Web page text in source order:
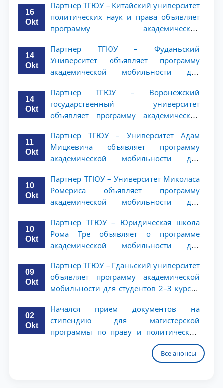
16
Okt
Партнер ТГЮУ – Китайский университет
политических наук и права объявляет
программу академической
ТГЮУ
14
Okt
Партнер ТГЮУ – Фуданьский
Университет объявляет программу
академической мобильности для
14
Okt
Партнер ТГЮУ – Воронежский
государственный университет
объявляет программу академической
ТГЮУ
11
Okt
Партнер ТГЮУ – Университет Адам
Мицкевича объявляет программу
академической мобильности для
10
Okt
Партнер ТГЮУ – Университет Миколаса
Ромериса объявляет программу
академической мобильности для
10
Okt
Партнер ТГЮУ – Юридическая школа
Рома Тре объявляет о программе
академической мобильности для
09
Okt
Партнер ТГЮУ – Гданьский университет
объявляет программу академической
мобильности для студентов 2–3 курсов
02
Okt
Начался прием документов на
стипендию для магистерской
программы по праву и политическим
наукам в Университете Нагоя
Все анонсы